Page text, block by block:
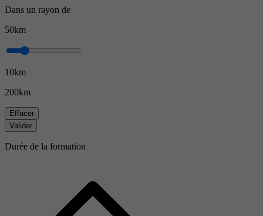
Dans un rayon de
50km
10km
200km
Effacer
Valider
Durée de la formation